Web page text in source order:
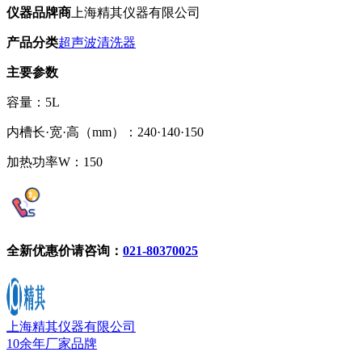
仪器品牌商 上海精其仪器有限公司
产品分类超声波清洗器
主要参数
容量：5L
内槽长·宽·高（mm）：240·140·150
加热功率W：150
全新优惠价请咨询： 021-80370025
上海精其仪器有限公司
10余年厂家品牌